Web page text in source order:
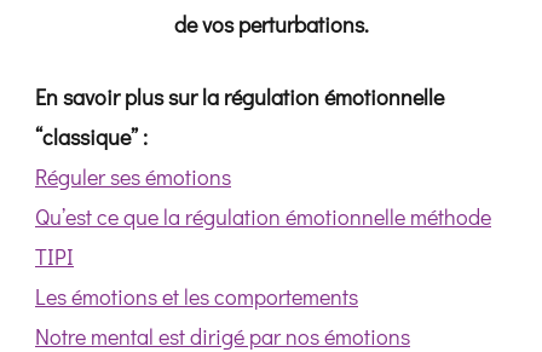
de vos perturbations.
En savoir plus sur la régulation émotionnelle
“classique” :
Réguler ses émotions
Qu’est ce que la régulation émotionnelle méthode
TIPI
Les émotions et les comportements
Notre mental est dirigé par nos émotions